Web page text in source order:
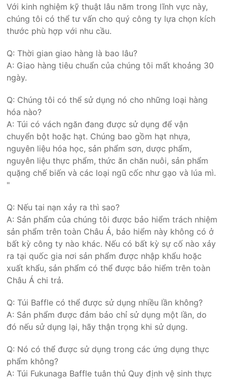
Với kinh nghiệm kỹ thuật lâu năm trong lĩnh vực này,
chúng tôi có thể tư vấn cho quý công ty lựa chọn kích
thước phù hợp với nhu cầu.
Q: Thời gian giao hàng là bao lâu?
A: Giao hàng tiêu chuẩn của chúng tôi mất khoảng 30
ngày.
Q: Chúng tôi có thể sử dụng nó cho những loại hàng
hóa nào?
A: Túi có vách ngăn đang được sử dụng để vận
chuyển bột hoặc hạt. Chúng bao gồm hạt nhựa,
nguyên liệu hóa học, sản phẩm sơn, dược phẩm,
nguyên liệu thực phẩm, thức ăn chăn nuôi, sản phẩm
quặng chế biến và các loại ngũ cốc như gạo và lúa mì.
"
Q: Nếu tai nạn xảy ra thì sao?
A: Sản phẩm của chúng tôi được bảo hiểm trách nhiệm
sản phẩm trên toàn Châu Á, bảo hiểm này không có ở
bất kỳ công ty nào khác. Nếu có bất kỳ sự cố nào xảy
ra tại quốc gia nơi sản phẩm được nhập khẩu hoặc
xuất khẩu, sản phẩm có thể được bảo hiểm trên toàn
Châu Á chi trả.
Q: Túi Baffle có thể được sử dụng nhiều lần không?
A: Sản phẩm được đảm bảo chỉ sử dụng một lần, do
đó nếu sử dụng lại, hãy thận trọng khi sử dụng.
Q: Nó có thể được sử dụng trong các ứng dụng thực
phẩm không?
A: Túi Fukunaga Baffle tuân thủ Quy định vệ sinh thực